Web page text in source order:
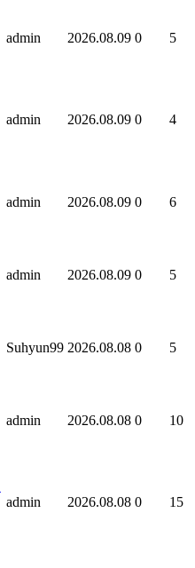
admin 2026.08.09 0 5
admin 2026.08.09 0 4
admin 2026.08.09 0 6
admin 2026.08.09 0 5
Suhyun99 2026.08.08 0 5
admin 2026.08.08 0 10
admin 2026.08.08 0 15